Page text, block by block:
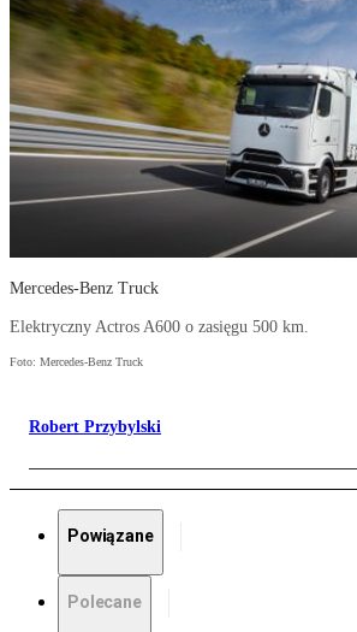
Mercedes-Benz Truck
Elektryczny Actros A600 o zasięgu 500 km.
Foto: Mercedes-Benz Truck
Robert Przybylski
Powiązane
Polecane